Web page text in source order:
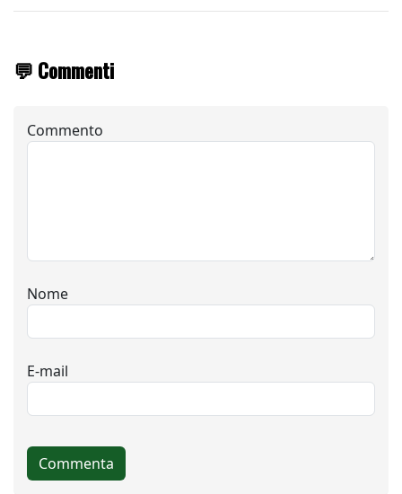
💬 Commenti